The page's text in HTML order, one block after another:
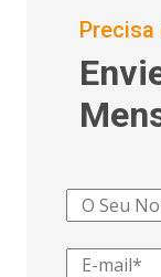
Precisa